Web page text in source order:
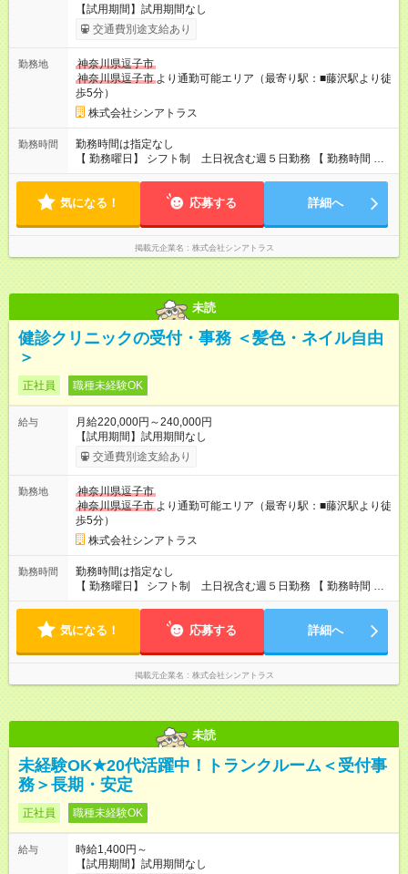
【試用期間】試用期間なし
交通費別途支給あり
勤務地
神奈川県逗子市
神奈川県逗子市 より通勤可能エリア（最寄り駅：■藤沢駅より徒
歩5分）
株式会社シンアトラス
勤務時間
勤務時間は指定なし
【 勤務曜日】 シフト制 土日祝含む週５日勤務 【 勤務時間 】
・ 9：00～20：00（実働8h／休憩１h） ※残業ほとんどありま
気になる！ 応募する 詳細へ
掲載元企業名 株式会社シンアトラス
未読
健診クリニックの受付・事務 ＜髪色・ネイル自由
＞
正社員 職種未経験OK
給与
月給220,000円～240,000円
【試用期間】試用期間なし
交通費別途支給あり
勤務地
神奈川県逗子市
神奈川県逗子市 より通勤可能エリア（最寄り駅：■藤沢駅より徒
歩5分）
株式会社シンアトラス
勤務時間
勤務時間は指定なし
【 勤務曜日】 シフト制 土日祝含む週５日勤務 【 勤務時間 】
・ 9：00～20：00（実働8h／休憩１h） ※残業ほとんどありま
気になる！ 応募する 詳細へ
掲載元企業名 株式会社シンアトラス
未読
未経験OK★20代活躍中！トランクルーム＜受付事
務＞長期・安定
正社員 職種未経験OK
給与
時給1,400円～
【試用期間】試用期間なし